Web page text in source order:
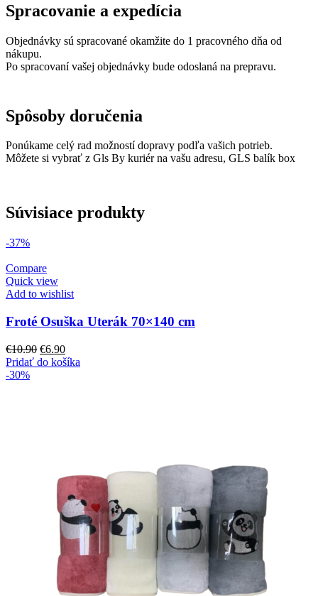
Spracovanie a expedícia
Objednávky sú spracované okamžite do 1 pracovného dňa od
nákupu.
Po spracovaní vašej objednávky bude odoslaná na prepravu.
Spôsoby doručenia
Ponúkame celý rad možností dopravy podľa vašich potrieb.
Môžete si vybrať z Gls By kuriér na vašu adresu, GLS balík box
Súvisiace produkty
-37%
Compare
Quick view
Add to wishlist
Froté Osuška Uterák 70×140 cm
€10.90 Pôvodná
cena
€6.90Aktuálna
cena
Pridať do košíka
-30%